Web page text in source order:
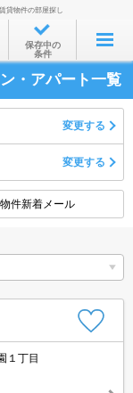
貸物件の部屋探し
保存中の
条件
・アパート一覧
変更する
変更する
物件新着メール
１丁目